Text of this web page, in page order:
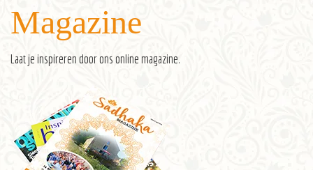
Magazine
Laat je inspireren door onsonline magazine.